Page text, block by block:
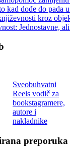
kad dođe do pada
kroz
Jednostavne,
Sveobuhvatni
Reels vodič za
bookstagramere,
autore i
nakladnike
preporuka